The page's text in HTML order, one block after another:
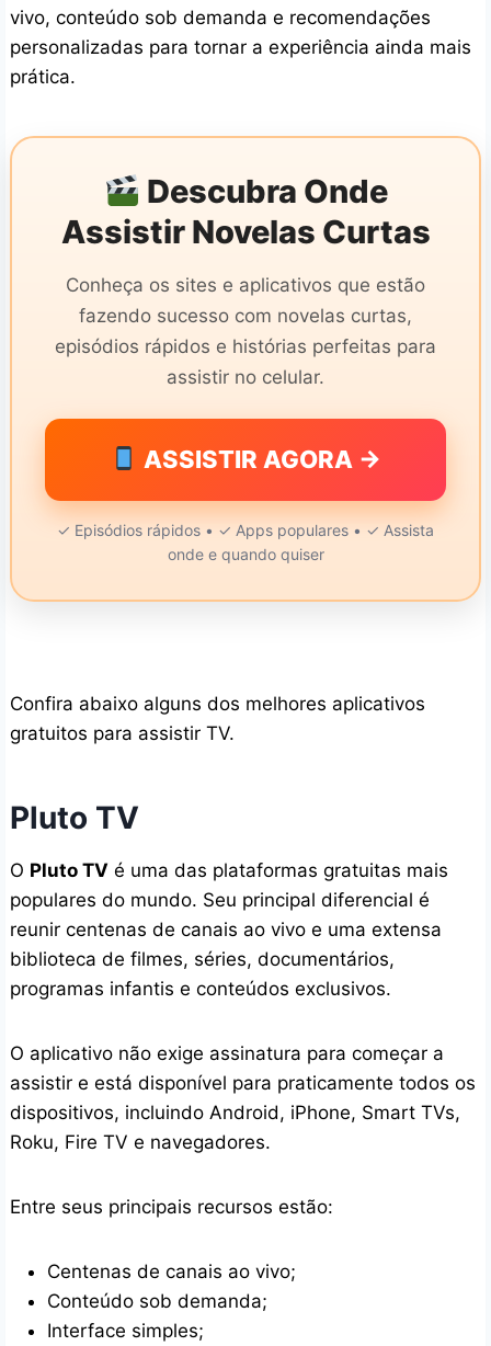
vivo, conteúdo sob demanda e recomendações
personalizadas para tornar a experiência ainda mais
prática.
Descubra Onde
Assistir Novelas Curtas
Conheça os sites e aplicativos que estão
fazendo sucesso com novelas curtas,
episódios rápidos e histórias perfeitas para
assistir no celular.
ASSISTIR AGORA →
✓ Episódios rápidos • ✓ Apps populares • ✓ Assista
onde e quando quiser
Confira abaixo alguns dos melhores aplicativos
gratuitos para assistir TV.
Pluto TV
O Pluto TV é uma das plataformas gratuitas mais
populares do mundo. Seu principal diferencial é
reunir centenas de canais ao vivo e uma extensa
biblioteca de filmes, séries, documentários,
programas infantis e conteúdos exclusivos.
O aplicativo não exige assinatura para começar a
assistir e está disponível para praticamente todos os
dispositivos, incluindo Android, iPhone, Smart TVs,
Roku, Fire TV e navegadores.
Entre seus principais recursos estão:
Centenas de canais ao vivo;
Conteúdo sob demanda;
Interface simples;